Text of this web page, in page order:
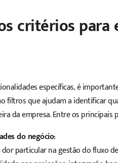
critérios para
específicas, é
filtros que ajudam a identificar
da empresa. Entre os principais
do negócio:
particular na gestão do fluxo